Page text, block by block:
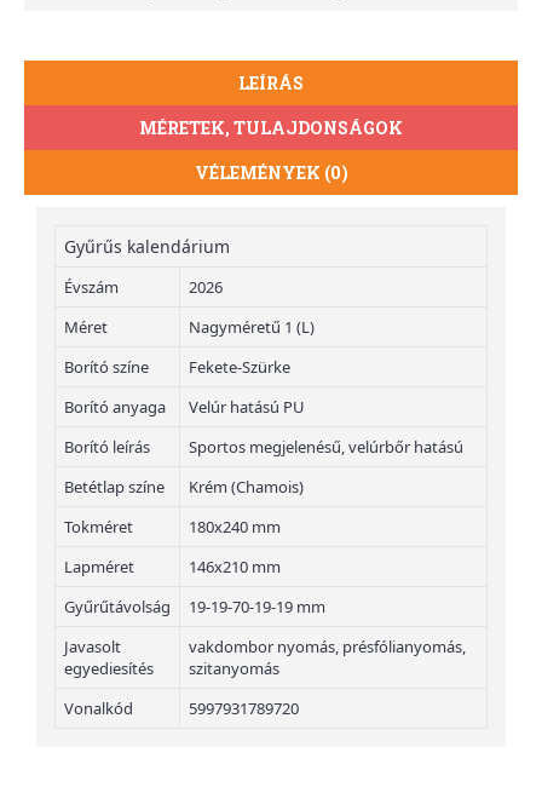
LEÍRÁS
MÉRETEK, TULAJDONSÁGOK
VÉLEMÉNYEK (0)
Gyűrűs kalendárium
Évszám
2026
Méret
Nagyméretű 1 (L)
Borító színe
Fekete-Szürke
Borító anyaga
Velúr hatású PU
Borító leírás
Sportos megjelenésű, velúrbőr hatású
Betétlap színe
Krém (Chamois)
Tokméret
180x240 mm
Lapméret
146x210 mm
Gyűrűtávolság
19-19-70-19-19 mm
Javasolt
egyediesítés
vakdombor nyomás, présfólianyomás,
szitanyomás
Vonalkód
5997931789720